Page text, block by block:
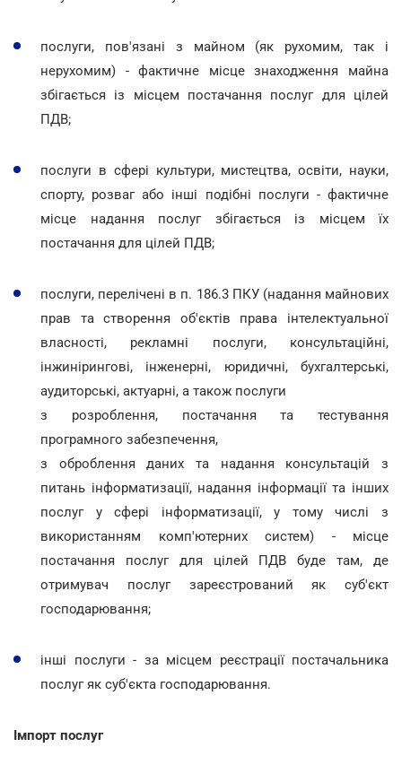
послуги, пов'язані з майном (як рухомим, так і
нерухомим) - фактичне місце знаходження майна
збігається із місцем постачання послуг для цілей
ПДВ;
послуги в сфері культури, мистецтва, освіти, науки,
спорту, розваг або інші подібні послуги - фактичне
місце надання послуг збігається із місцем їх
постачання для цілей ПДВ;
послуги, перелічені в п. 186.3 ПКУ (надання майнових
прав та створення об'єктів права інтелектуальної
власності, рекламні послуги, консультаційні,
інжинірингові, інженерні, юридичні, бухгалтерські,
аудиторські, актуарні, а також послуги
з розроблення, постачання та тестування
програмного забезпечення,
з оброблення даних та надання консультацій з
питань інформатизації, надання інформації та інших
послуг у сфері інформатизації, у тому числі з
використанням комп'ютерних систем) - місце
постачання послуг для цілей ПДВ буде там, де
отримувач послуг зареєстрований як суб'єкт
господарювання;
інші послуги - за місцем реєстрації постачальника
послуг як суб'єкта господарювання.
Імпорт послуг